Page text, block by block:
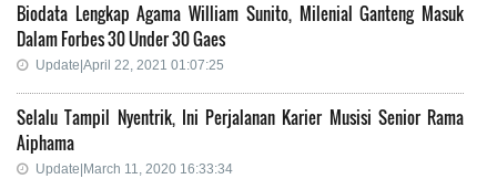
Biodata Lengkap Agama William Sunito, Milenial Ganteng Masuk
Dalam Forbes 30 Under 30 Gaes
Update|April 22, 2021 01:07:25
Selalu Tampil Nyentrik, Ini Perjalanan Karier Musisi Senior Rama
Aiphama
Update|March 11, 2020 16:33:34